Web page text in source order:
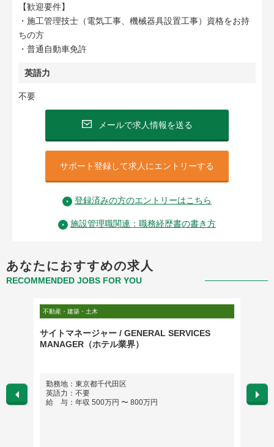
【歓迎要件】
・施工管理技士（電気工事、機械器具設置工事）資格をお持
ちの方
・普通自動車免許
英語力
不要
メールで求人情報を送る
サポート登録して求人にエントリーする
登録済みの方のエントリーはこちら
施設管理職関連：職務経歴書の書き方
あなたにおすすめの求人
RECOMMENDED JOBS FOR YOU
不動産・建築・土木
サイトマネージャー / GENERAL SERVICES
MANAGER（ホテル業界）
勤務地：東京都千代田区
英語力：不要
給 与：年収 500万円 〜 800万円
勤務
愛知
大阪